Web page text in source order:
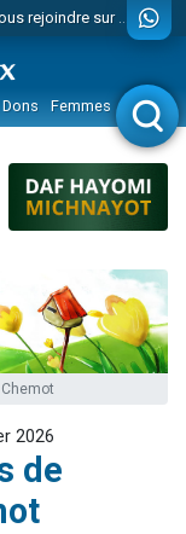
3 personnes viennent de nous rejoindre sur WhatsApp
5 jours de vacances aux Orphelins
ans, dans un appartement insalubre
2 personnes viennent de nous rejoindre sur WhatsApp
13 personnes viennent de demander une bénédiction
Sauvez la jambe de Yohan
en groupe sur Zoom
Torah-Box Music
3 personnes viennent de nous rejoindre sur WhatsApp
Dons Femmes Enfants
2026
de